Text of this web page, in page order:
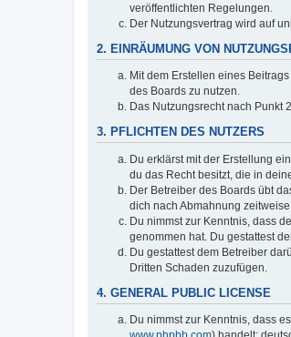
veröffentlichten Regelungen.
Der Nutzungsvertrag wird auf
2. EINRÄUMUNG VON
Mit dem Erstellen eines
des Boards zu nutzen.
Das Nutzungsrecht nach Punkt
3. PFLICHTEN DES NUTZERS
Du erklärst mit der Erstellung
du das Recht besitzt, die in
Der Betreiber des Boards übt
dich nach Abmahnung
Du nimmst zur Kenntnis, dass
genommen hat. Du gestattest
Du gestattest dem Betreiber
Dritten Schaden zuzufügen.
4. GENERAL PUBLIC LICENSE
Du nimmst zur Kenntnis, dass